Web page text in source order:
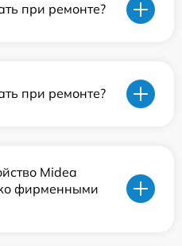
при ремонте?
при ремонте?
Midea
фирменными